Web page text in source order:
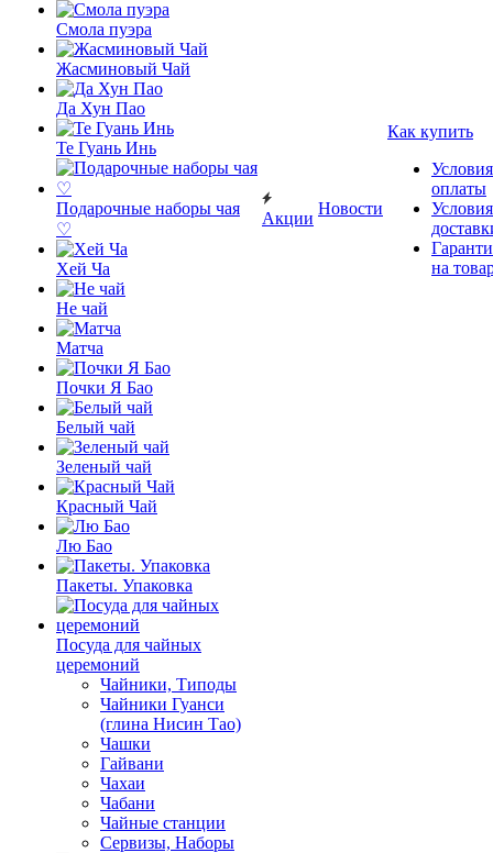
Смола пуэра
Жасминовый Чай
Да Хун Пао
Те Гуань Инь
Подарочные наборы чая
♡
Хей Ча
Не чай
Матча
Почки Я Бао
Белый чай
Зеленый чай
Красный Чай
Лю Бао
Пакеты. Упаковка
Посуда для чайных
церемоний
Чайники, Типоды
Чайники Гуанси
(глина Нисин Тао)
Чашки
Гайвани
Чахаи
Чабани
Чайные станции
Сервизы, Наборы
Акции
Новости
Как купить
Условия
оплаты
Условия
на